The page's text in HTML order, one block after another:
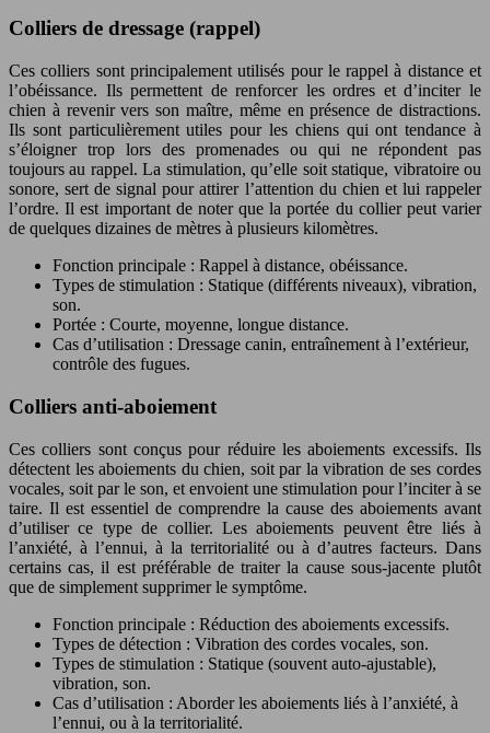
Colliers de dressage (rappel)
Ces colliers sont principalement utilisés pour le rappel à distance et
l’obéissance. Ils permettent de renforcer les ordres et d’inciter le
chien à revenir vers son maître, même en présence de distractions.
Ils sont particulièrement utiles pour les chiens qui ont tendance à
s’éloigner trop lors des promenades ou qui ne répondent pas
toujours au rappel. La stimulation, qu’elle soit statique, vibratoire ou
sonore, sert de signal pour attirer l’attention du chien et lui rappeler
l’ordre. Il est important de noter que la portée du collier peut varier
de quelques dizaines de mètres à plusieurs kilomètres.
Fonction principale : Rappel à distance, obéissance.
Types de stimulation : Statique (différents niveaux), vibration,
son.
Portée : Courte, moyenne, longue distance.
Cas d’utilisation : Dressage canin, entraînement à l’extérieur,
contrôle des fugues.
Colliers anti-aboiement
Ces colliers sont conçus pour réduire les aboiements excessifs. Ils
détectent les aboiements du chien, soit par la vibration de ses cordes
vocales, soit par le son, et envoient une stimulation pour l’inciter à se
taire. Il est essentiel de comprendre la cause des aboiements avant
d’utiliser ce type de collier. Les aboiements peuvent être liés à
l’anxiété, à l’ennui, à la territorialité ou à d’autres facteurs. Dans
certains cas, il est préférable de traiter la cause sous-jacente plutôt
que de simplement supprimer le symptôme.
Fonction principale : Réduction des aboiements excessifs.
Types de détection : Vibration des cordes vocales, son.
Types de stimulation : Statique (souvent auto-ajustable),
vibration, son.
Cas d’utilisation : Aborder les aboiements liés à l’anxiété, à
l’ennui, ou à la territorialité.